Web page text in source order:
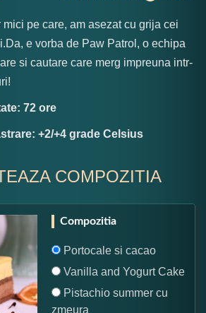
pe care, am asezat cu grija cei
e vorba de Paw Patrol, o echipa
si cautare care merg impreuna intr-
72 ore
+2/+4 grade Celsius
COMPOZITIA
Compozitia
Portocale si cacao
Vanilla and Yogurt Cake
Pistachio summer cu
zmeura